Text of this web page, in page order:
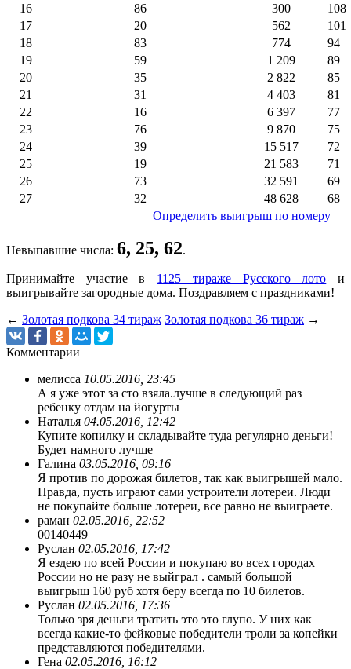
16
86 300
108
17
20 562
101
18
83 774
94
19
59 1 209
89
20
35 2 822
85
21
31 4 403
81
22
16 6 397
77
23
76 9 870
75
24
39 15 517
72
25
19 21 583
71
26
73 32 591
69
27
32 48 628
68
Определить выигрыш по номеру
Невыпавшие числа: 6, 25, 62.
Принимайте участие в 1125 тираже Русского лото и
выигрывайте загородные дома. Поздравляем с праздниками!
← Золотая подкова 34 тираж Золотая подкова 36 тираж →
Комментарии
мелисса 10.05.2016, 23:45
А я уже этот за сто взяла.лучше в следующий раз
ребенку отдам на йогурты
Наталья 04.05.2016, 12:42
Купите копилку и складывайте туда регулярно деньги!
Будет намного лучше
Галина 03.05.2016, 09:16
Я против по дорожая билетов, так как выигрышей мало.
Правда, пусть играют сами устроители лотереи. Люди
не покупайте больше лотереи, все равно не выиграете.
раман 02.05.2016, 22:52
00140449
Руслан 02.05.2016, 17:42
Я ездею по всей России и покупаю во всех городах
России но не разу не выйграл . самый большой
выигрыш 160 руб хотя беру всегда по 10 билетов.
Руслан 02.05.2016, 17:36
Только зря деньги тратить это это глупо. У них как
всегда какие-то фейковые победители троли за копейки
представляются победителями.
Гена 02.05.2016, 16:12